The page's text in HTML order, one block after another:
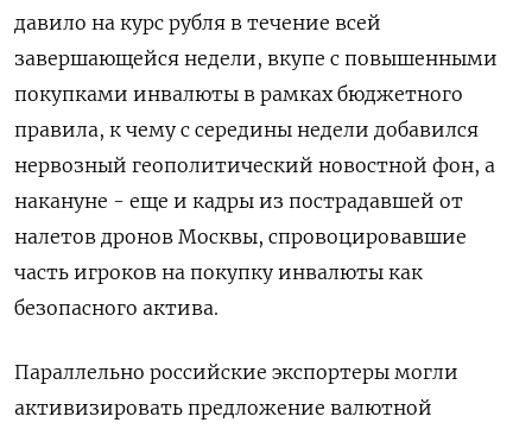
давило на курс рубля в течение всей
завершающейся недели, вкупе с повышенными
покупками инвалюты в рамках бюджетного
правила, к чему с середины недели добавился
нервозный геополитический новостной фон, а
накануне - еще и кадры из пострадавшей от
налетов дронов Москвы, спровоцировавшие
часть игроков на покупку инвалюты как
безопасного актива.
Параллельно российские экспортеры могли
активизировать предложение валютной